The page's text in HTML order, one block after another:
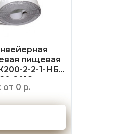
пищевая
2-2-1-НБ
2018
от 0 р.